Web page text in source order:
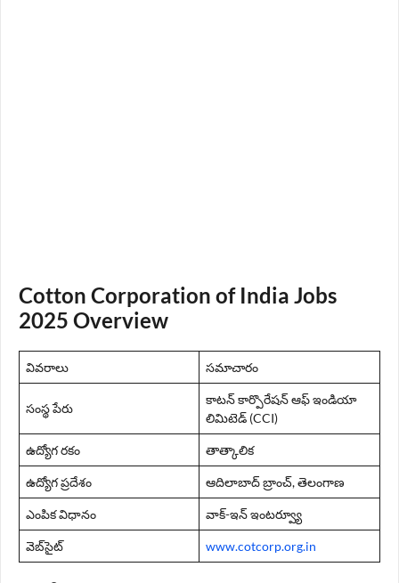
Cotton Corporation of India Jobs
2025 Overview
వివరాలు సమాచారం
సంస్థ పేరు
కాటన్ కార్పొరేషన్ ఆఫ్ ఇండియా
లిమిటెడ్ (CCI)
ఉద్యోగ రకం తాత్కాలిక
ఉద్యోగ ప్రదేశం ఆదిలాబాద్ బ్రాంచ్, తెలంగాణ
ఎంపిక విధానం వాక్-ఇన్ ఇంటర్వ్యూ
వెబ్‌సైట్ www.cotcorp.org.in